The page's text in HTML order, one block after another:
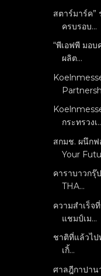
สตาร์มาร์ค”
ครบรอบ...
“พีเอฟพี มอ
ผลิต...
กระทรวงเ
สกมช. ผนึก
Your
คาราบาวกรุ๊
THA...
ความสำเร็จ
แชมป์เม...
ชาติที่แล้วไป
เกิ้...
ศาลฎีกาปาน